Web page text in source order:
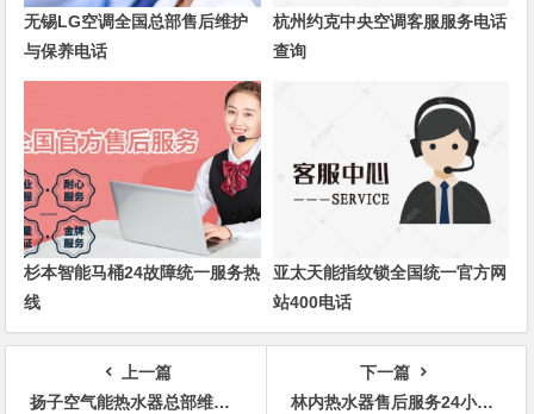
无锡LG空调全国总部售后维护
与保养电话
杭州约克中央空调客服服务电话
查询
杉本智能马桶24故障统一服务热
线
亚太天能指纹锁全国统一官方网
站400电话
上一篇
扬子空气能热水器总部维修服务热线
下一篇
林内热水器售后服务24小时服务电话是多少